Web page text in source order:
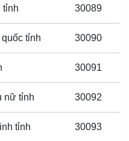
tỉnh 30089
tỉnh 30090
30091
nữ tỉnh 30092
tỉnh 30093